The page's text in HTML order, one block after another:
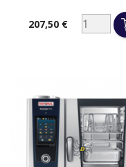
Prix207,50 €